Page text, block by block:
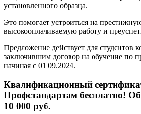
установленного образца.
Это помогает устроиться на
высокооплачиваемую работу и
Предложение действует для студентов
заключившим договор на обучение по
начиная с 01.09.2024.
Квалификационный
Профстандартам бесплатно!
10 000 руб.